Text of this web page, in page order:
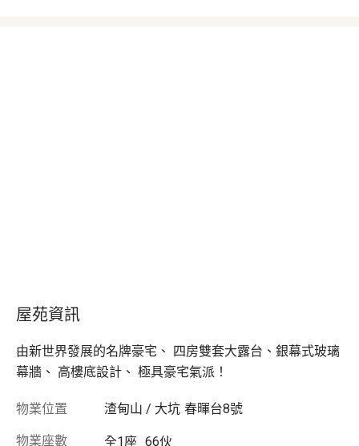
屋苑資訊
由新世界發展的名牌豪宅、 四房雙套大露台、銀幕式玻璃
幕牆、 高樓底設計、 極具豪宅氣派！
物業位置 渣甸山 / 大坑 春暉台8號
物業座數 全1座 66伙